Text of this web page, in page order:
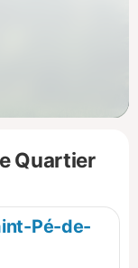
Quartier
Pé-de-